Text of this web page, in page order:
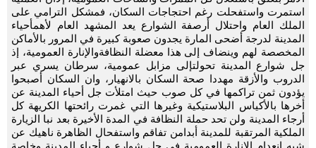
استمرت واستفحلت رغم احتجاجات السكان، فمشكل الترامي على
الملك العام واحتلال أرصفة الشوارع يعد المشهد العام لأهمأحياء
المدينة لدرجة أضحى المارة يجدون صعوبة كبيرة في المرور بالأماكن
المخصصة لهم وينضاف إلى هذا معضلة النظافةوالإنارة العمومية، إذ
جل شوارع المدينة تحولتإلى مزابل عمومية، سرطان يسري عبر
الدروب والأزقة مهددا صحة السكان بالانهيار، وان السكان أصبحوا
يؤدون ثمن تراكمها في كل صوب حيث امتلأت جل أحياء المدينة عن
أخرها بالأكياس البلاستيكية وغيرها التي غمرت رائحتها الكريهة كل
أرجاء المدينة ولن تحد حملة النظافة في المدة الأخيرة بعد نبا الزيارة
الملكية المرتقبة للمدينة أبدامن تفاقم واستفحال الظاهرة ناهيك عن